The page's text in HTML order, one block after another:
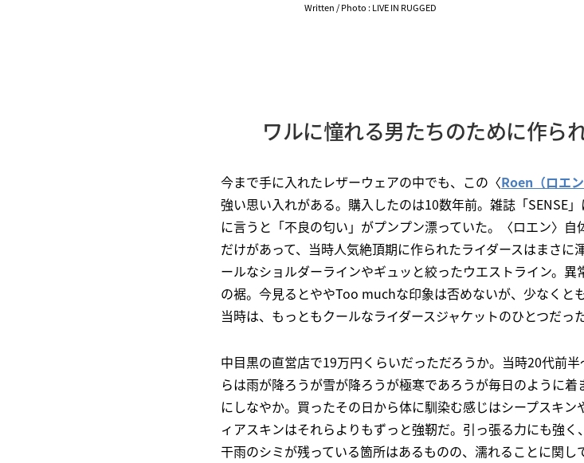
Written / Photo : LIVE IN RUGGED
ワルに憧れる男たちのために作ら
今まで手に入れたレザーウェアの中でも、この〈Roen（ロエン
強い思い入れがある。購入したのは10数年前。雑誌「SENSE
に言うと「不良の匂い」がプンプン漂っていた。〈ロエン〉
だけがあって、当時人気絶頂期に作られたライダースはまさ
ールなショルダーラインやギュッと絞ったウエストライン。
の裾。今見るとややToo muchな印象は否めないが、少なくと
当時は、もっともクールなライダースジャケットのひとつだっ
中目黒の直営店で19万円くらいだっただろうか。当時20代前
らは雨が降ろうが雪が降ろうが極寒であろうが毎日のように
にしなやか。買ったその日から体に馴染む感じはシープスキ
ィアスキンはそれらよりもずっと強靭だ。引っ張る力にも強
干雨のシミが残っている箇所はあるものの、濡れることに関